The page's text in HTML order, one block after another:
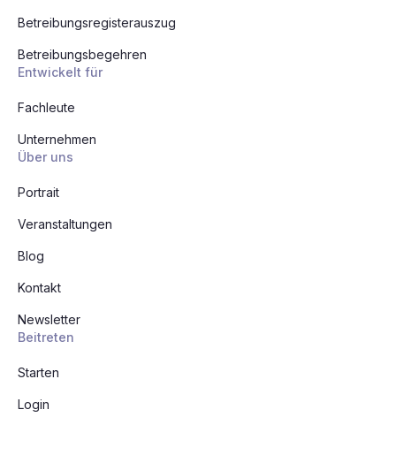
Betreibungsregisterauszug
Betreibungsbegehren
Entwickelt für
Fachleute
Unternehmen
Über uns
Portrait
Veranstaltungen
Blog
Kontakt
Newsletter
Beitreten
Starten
Login